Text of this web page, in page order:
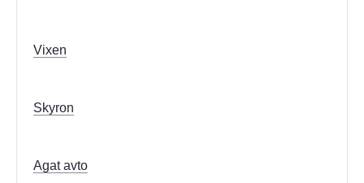
Vixen
Skyron
Agat avto